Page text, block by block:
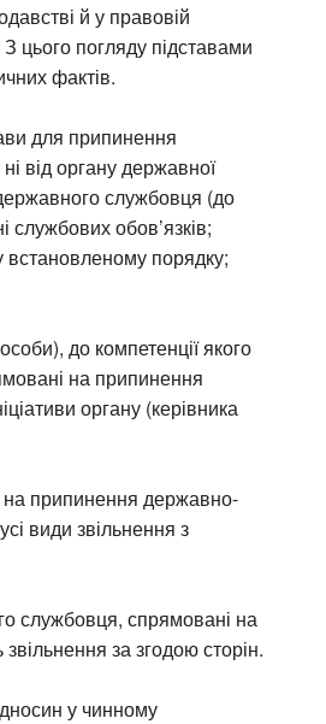
й у правовій
цього погляду підставами
фактів.
для припинення
від органу державної
службовця (до
обов’язків;
встановленому порядку;
до компетенції якого
на припинення
органу (керівника
припинення державно-
види звільнення з
службовця, спрямовані на
за згодою сторін.
у чинному